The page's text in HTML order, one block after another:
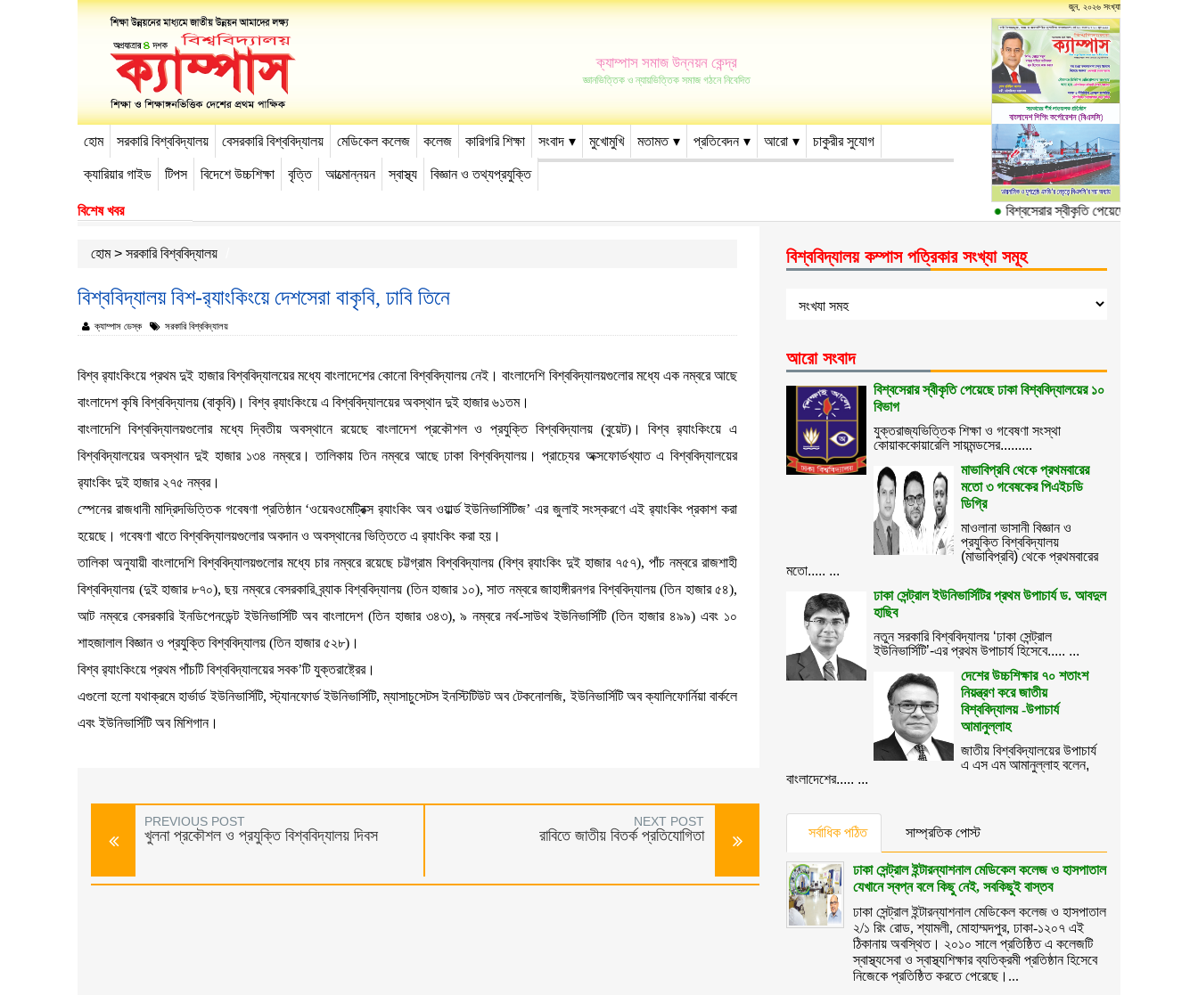
ক্যাম্পাস সমাজ উন্নয়ন কেন্দ্র
জ্ঞানভিত্তিক ও ন্যায়ভিত্তিক সমাজ গঠনে নিবেদিত
জুন, ২০২৬ সংখ্যা
হোম সরকারি বিশ্ববিদ্যালয় বেসরকারি বিশ্ববিদ্যালয় মেডিকেল কলেজ কলেজ কারিগরি শিক্ষা সংবাদ মুখোমুখি মতামত প্রতিবেদন আরো চাকুরীর সুযোগ
ক্যারিয়ার গাইড টিপস বিদেশে উচ্চশিক্ষা বৃত্তি আত্মোন্নয়ন স্বাস্থ্য বিজ্ঞান ও তথ্যপ্রযুক্তি
-->
বিশেষ খবর বিশ্বসেরার স্বীকৃতি পেয়েছে ঢাকা
হোম> সরকারি বিশ্ববিদ্যালয়
বিশ্ববিদ্যালয় বিশ-র‌্যাংকিংয়ে দেশসেরা বাকৃবি, ঢাবি তিনে
ক্যাম্পাস ডেস্ক সরকারি বিশ্ববিদ্যালয়
বিশ্ব র‌্যাংকিংয়ে প্রথম দুই হাজার বিশ্ববিদ্যালয়ের মধ্যে বাংলাদেশের কোনো বিশ্ববিদ্যালয় নেই। বাংলাদেশি বিশ্ববিদ্যালয়গুলোর মধ্যে এক নম্বরে আছে
বাংলাদেশ কৃষি বিশ্ববিদ্যালয় (বাকৃবি)। বিশ্ব র‌্যাংকিংয়ে এ বিশ্ববিদ্যালয়ের অবস্থান দুই হাজার ৬১তম।
বাংলাদেশি বিশ্ববিদ্যালয়গুলোর মধ্যে দ্বিতীয় অবস্থানে রয়েছে বাংলাদেশ প্রকৌশল ও প্রযুক্তি বিশ্ববিদ্যালয় (বুয়েট)। বিশ্ব র‌্যাংকিংয়ে এ
বিশ্ববিদ্যালয়ের অবস্থান দুই হাজার ১৩৪ নম্বরে। তালিকায় তিন নম্বরে আছে ঢাকা বিশ্ববিদ্যালয়। প্রাচ্যের অক্সফোর্ডখ্যাত এ বিশ্ববিদ্যালয়ের
র‌্যাংকিং দুই হাজার ২৭৫ নম্বর।
স্পেনের রাজধানী মাদ্রিদভিত্তিক গবেষণা প্রতিষ্ঠান ‘ওয়েবওমেট্রিক্স র‌্যাংকিং অব ওয়ার্ল্ড ইউনিভার্সিটিজ’ এর জুলাই সংস্করণে এই র‌্যাংকিং প্রকাশ করা
হয়েছে। গবেষণা খাতে বিশ্ববিদ্যালয়গুলোর অবদান ও অবস্থানের ভিত্তিতে এ র‌্যাংকিং করা হয়।
তালিকা অনুযায়ী বাংলাদেশি বিশ্ববিদ্যালয়গুলোর মধ্যে চার নম্বরে রয়েছে চট্টগ্রাম বিশ্ববিদ্যালয় (বিশ্ব র‌্যাংকিং দুই হাজার ৭৫৭), পাঁচ নম্বরে রাজশাহী
বিশ্ববিদ্যালয় (দুই হাজার ৮৭০), ছয় নম্বরে বেসরকারি ব্র্যাক বিশ্ববিদ্যালয় (তিন হাজার ১০), সাত নম্বরে জাহাঙ্গীরনগর বিশ্ববিদ্যালয় (তিন হাজার ৫৪),
আট নম্বরে বেসরকারি ইনডিপেনডেন্ট ইউনিভার্সিটি অব বাংলাদেশ (তিন হাজার ৩৪৩), ৯ নম্বরে নর্থ-সাউথ ইউনিভার্সিটি (তিন হাজার ৪৯৯) এবং ১০
শাহজালাল বিজ্ঞান ও প্রযুক্তি বিশ্ববিদ্যালয় (তিন হাজার ৫২৮)।
বিশ্ব র‌্যাংকিংয়ে প্রথম পাঁচটি বিশ্ববিদ্যালয়ের সবক’টি যুক্তরাষ্ট্রের।
এগুলো হলো যথাক্রমে হার্ভার্ড ইউনিভার্সিটি, স্ট্যানফোর্ড ইউনিভার্সিটি, ম্যাসাচুসেটস ইনস্টিটিউট অব টেকনোলজি, ইউনিভার্সিটি অব ক্যালিফোর্নিয়া বার্কলে
এবং ইউনিভার্সিটি অব মিশিগান।
PREVIOUS POST
খুলনা প্রকৌশল ও প্রযুক্তি বিশ্ববিদ্যালয় দিবস
NEXT POST
রাবিতে জাতীয় বিতর্ক প্রতিযোগিতা
বিশ্ববিদ্যালয় কম্পাস পত্রিকার সংখ্যা সমূহ
আরো সংবাদ
বিশ্বসেরার স্বীকৃতি পেয়েছে ঢাকা বিশ্ববিদ্যালয়ের ১০
বিভাগ
যুক্তরাজ্যভিত্তিক শিক্ষা ও গবেষণা সংস্থা
কোয়াককোয়ারেলি সায়মন্ডসের.........
মাভাবিপ্রবি থেকে প্রথমবারের
মতো ৩ গবেষকের পিএইচডি
ডিগ্রি
মাওলানা ভাসানী বিজ্ঞান ও
প্রযুক্তি বিশ্ববিদ্যালয়
(মাভাবিপ্রবি) থেকে প্রথমবারের
মতো..... ...
ঢাকা সেন্ট্রাল ইউনিভার্সিটির প্রথম উপাচার্য ড. আবদুল
হাছিব
নতুন সরকারি বিশ্ববিদ্যালয় ‘ঢাকা সেন্ট্রাল
ইউনিভার্সিটি’-এর প্রথম উপাচার্য হিসেবে..... ...
দেশের উচ্চশিক্ষার ৭০ শতাংশ
নিয়ন্ত্রণ করে জাতীয়
বিশ্ববিদ্যালয় -উপাচার্য
আমানুল্লাহ
জাতীয় বিশ্ববিদ্যালয়ের উপাচার্য
এ এস এম আমানুল্লাহ বলেন,
বাংলাদেশের..... ...
সর্বাধিক পঠিত সাম্প্রতিক পোস্ট
ঢাকা সেন্ট্রাল ইন্টারন্যাশনাল মেডিকেল কলেজ ও হাসপাতাল
যেখানে স্বপ্ন বলে কিছু নেই, সবকিছুই বাস্তব
ঢাকা সেন্ট্রাল ইন্টারন্যাশনাল মেডিকেল কলেজ ও হাসপাতাল
২/১ রিং রোড, শ্যামলী, মোহাম্মদপুর, ঢাকা-১২০৭ এই
ঠিকানায় অবস্থিত। ২০১০ সালে প্রতিষ্ঠিত এ কলেজটি
স্বাস্থ্যসেবা ও স্বাস্থ্যশিক্ষার ব্যতিক্রমী প্রতিষ্ঠান হিসেবে
নিজেকে প্রতিষ্ঠিত করতে পেরেছে।...